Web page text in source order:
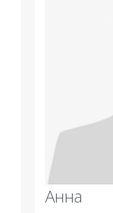
Анна